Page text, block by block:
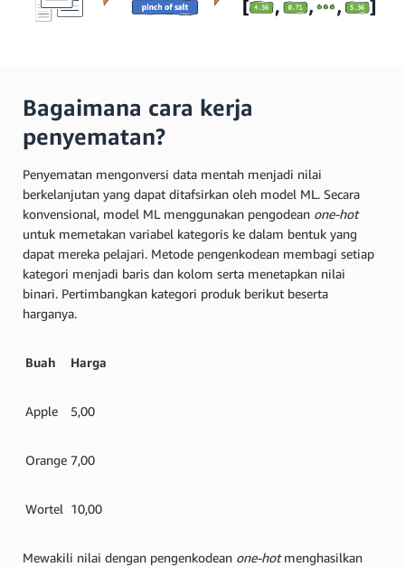
Bagaimana cara kerja
penyematan?
Penyematan mengonversi data mentah menjadi nilai
berkelanjutan yang dapat ditafsirkan oleh model ML. Secara
konvensional, model ML menggunakan pengodean one-hot
untuk memetakan variabel kategoris ke dalam bentuk yang
dapat mereka pelajari. Metode pengenkodean membagi setiap
kategori menjadi baris dan kolom serta menetapkan nilai
binari. Pertimbangkan kategori produk berikut beserta
harganya.
Buah Harga
Apple 5,00
Orange 7,00
Wortel 10,00
Mewakili nilai dengan pengenkodean one-hotmenghasilkan